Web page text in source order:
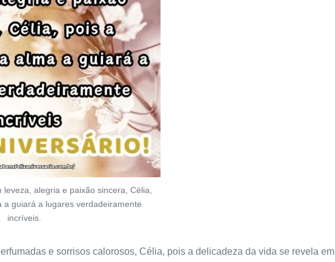
alegria e paixão sincera, Célia,
a guiará a lugares verdadeiramente
incríveis.
e sorrisos calorosos, Célia, pois a delicadeza da vida se revela em